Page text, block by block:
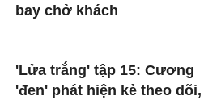
bay chở khách
'Lửa trắng' tập 15: Cương
'đen' phát hiện kẻ theo dõi,